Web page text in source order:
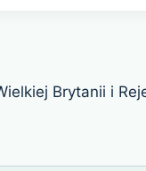
Brytanii i